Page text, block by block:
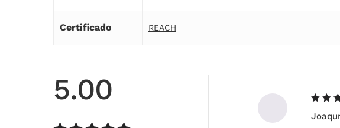
Certificado REACH
5.00
5de